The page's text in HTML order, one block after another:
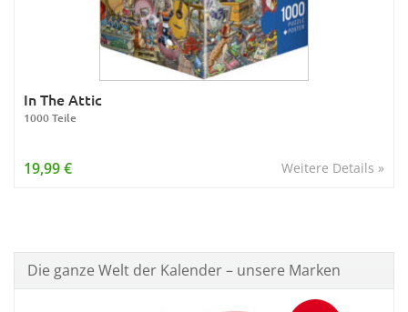
In The Attic
1000 Teile
Weitere Details »
19,99 €
Die ganze Welt der Kalender – unsere Marken